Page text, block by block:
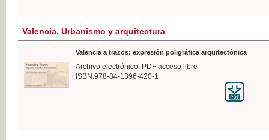
Valencia. Urbanismo y arquitectura
Valencia a trazos: expresión poligráfica arquitectónica
Archivo electrónico. PDF acceso libre
ISBN:978-84-1396-420-1